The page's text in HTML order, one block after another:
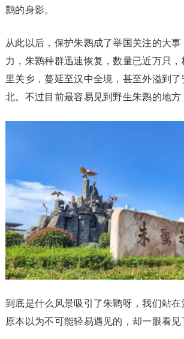
鹮的身影。
从此以后，保护朱鹮成了举国关注的大
力，朱鹮种群迅速恢复，数量已近万只，
里关乡，蔓延至汉中全境，甚至外溢到
北。不过目前最容易见到野生朱鹮的地方
到底是什么风景吸引了朱鹮呀，我们站在
原本以为不可能轻易遇见的，却一眼看见